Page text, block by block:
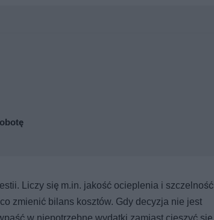
Liczy się m.in. jakość ocieplenia i szczelność
zmienić bilans kosztów. Gdy decyzja nie jest